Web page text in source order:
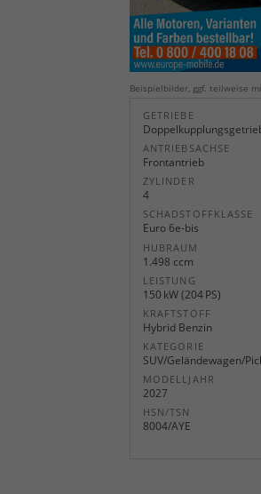
Beispielbilder, ggf. teilweise
GETRIEBE
ANTRIEBSACHSE
Frontantrieb
ZYLINDER
4
SCHADSTOFFKLASSE
Euro 6e-bis
HUBRAUM
1.498 ccm
LEISTUNG
150 kW (204 PS)
KRAFTSTOFF
Hybrid Benzin
KATEGORIE
SUV/Geländewagen/
MODELLJAHR
2027
HSN/TSN
8004/AYE